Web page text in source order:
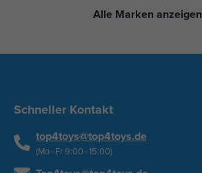
Alle Marken anzeigen
Schneller Kontakt
top4toys@top4toys.de
(Mo–Fr 9:00–15:00)